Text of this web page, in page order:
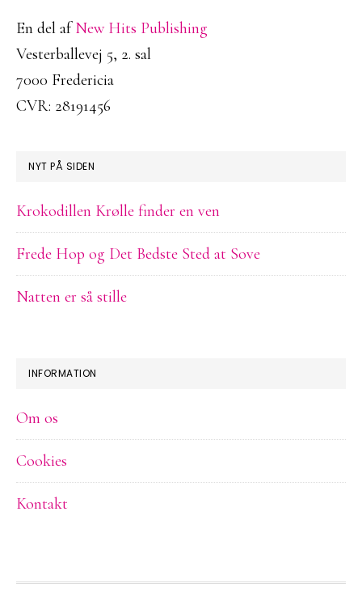
En del afNew Hits Publishing
Vesterballevej 5, 2. sal
7000 Fredericia
CVR: 28191456
NYT PÅ SIDEN
Krokodillen Krølle finder en ven
Frede Hop og Det Bedste Sted at Sove
Natten er så stille
INFORMATION
Om os
Cookies
Kontakt